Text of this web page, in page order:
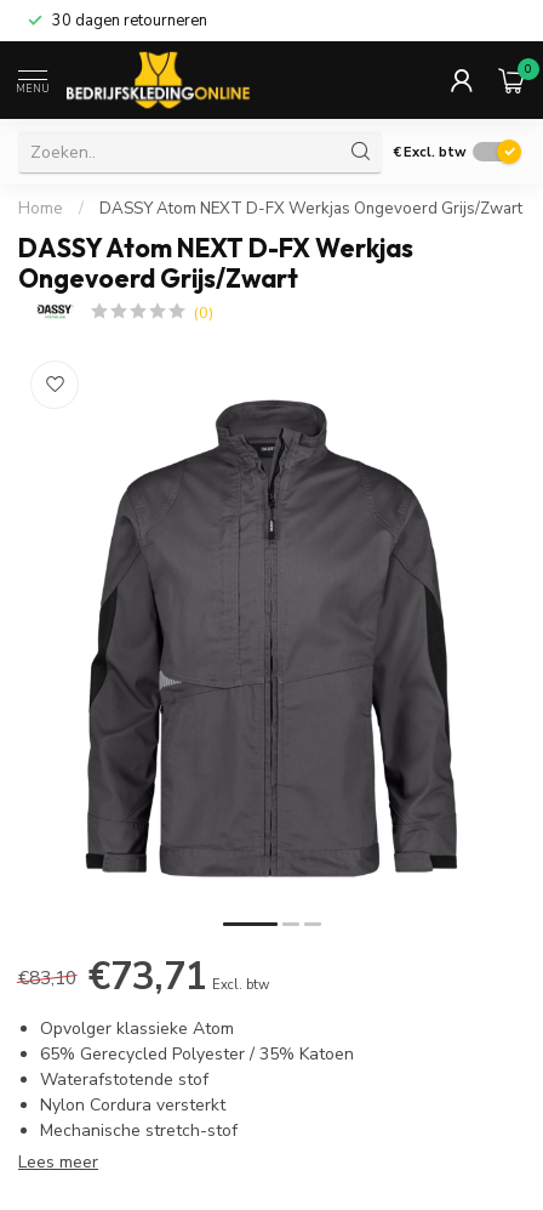
30 dagen retourneren
MENU
0
€Excl. btw
Home / DASSY Atom NEXT D-FX Werkjas Ongevoerd Grijs/Zwart
DASSY Atom NEXT D-FX Werkjas
Ongevoerd Grijs/Zwart
(0)
€83,10 €73,71 Excl. btw
Opvolger klassieke Atom
65% Gerecycled Polyester / 35% Katoen
Waterafstotende stof
Nylon Cordura versterkt
Mechanische stretch-stof
Lees meer